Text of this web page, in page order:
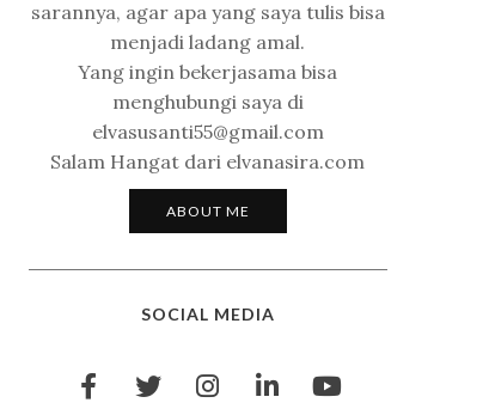
sarannya, agar apa yang saya tulis bisa
menjadi ladang amal.
Yang ingin bekerjasama bisa
menghubungi saya di
elvasusanti55@gmail.com
Salam Hangat dari elvanasira.com
ABOUT ME
SOCIAL MEDIA